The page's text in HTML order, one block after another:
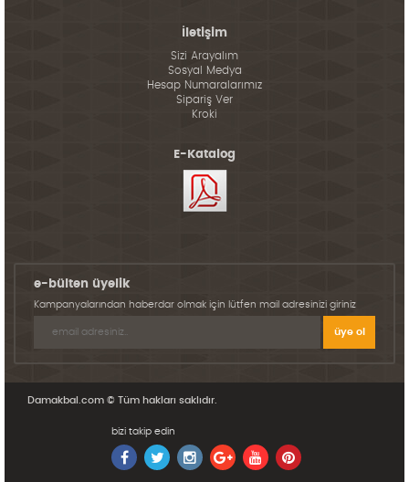
İletişim
Sizi Arayalım
Sosyal Medya
Hesap Numaralarımız
Sipariş Ver
Kroki
E-Katalog
e-bülten üyelik
Kampanyalarından haberdar olmak için lütfen mail adresinizi giriniz
Damakbal.com © Tüm hakları saklıdır.
bizi takip edin